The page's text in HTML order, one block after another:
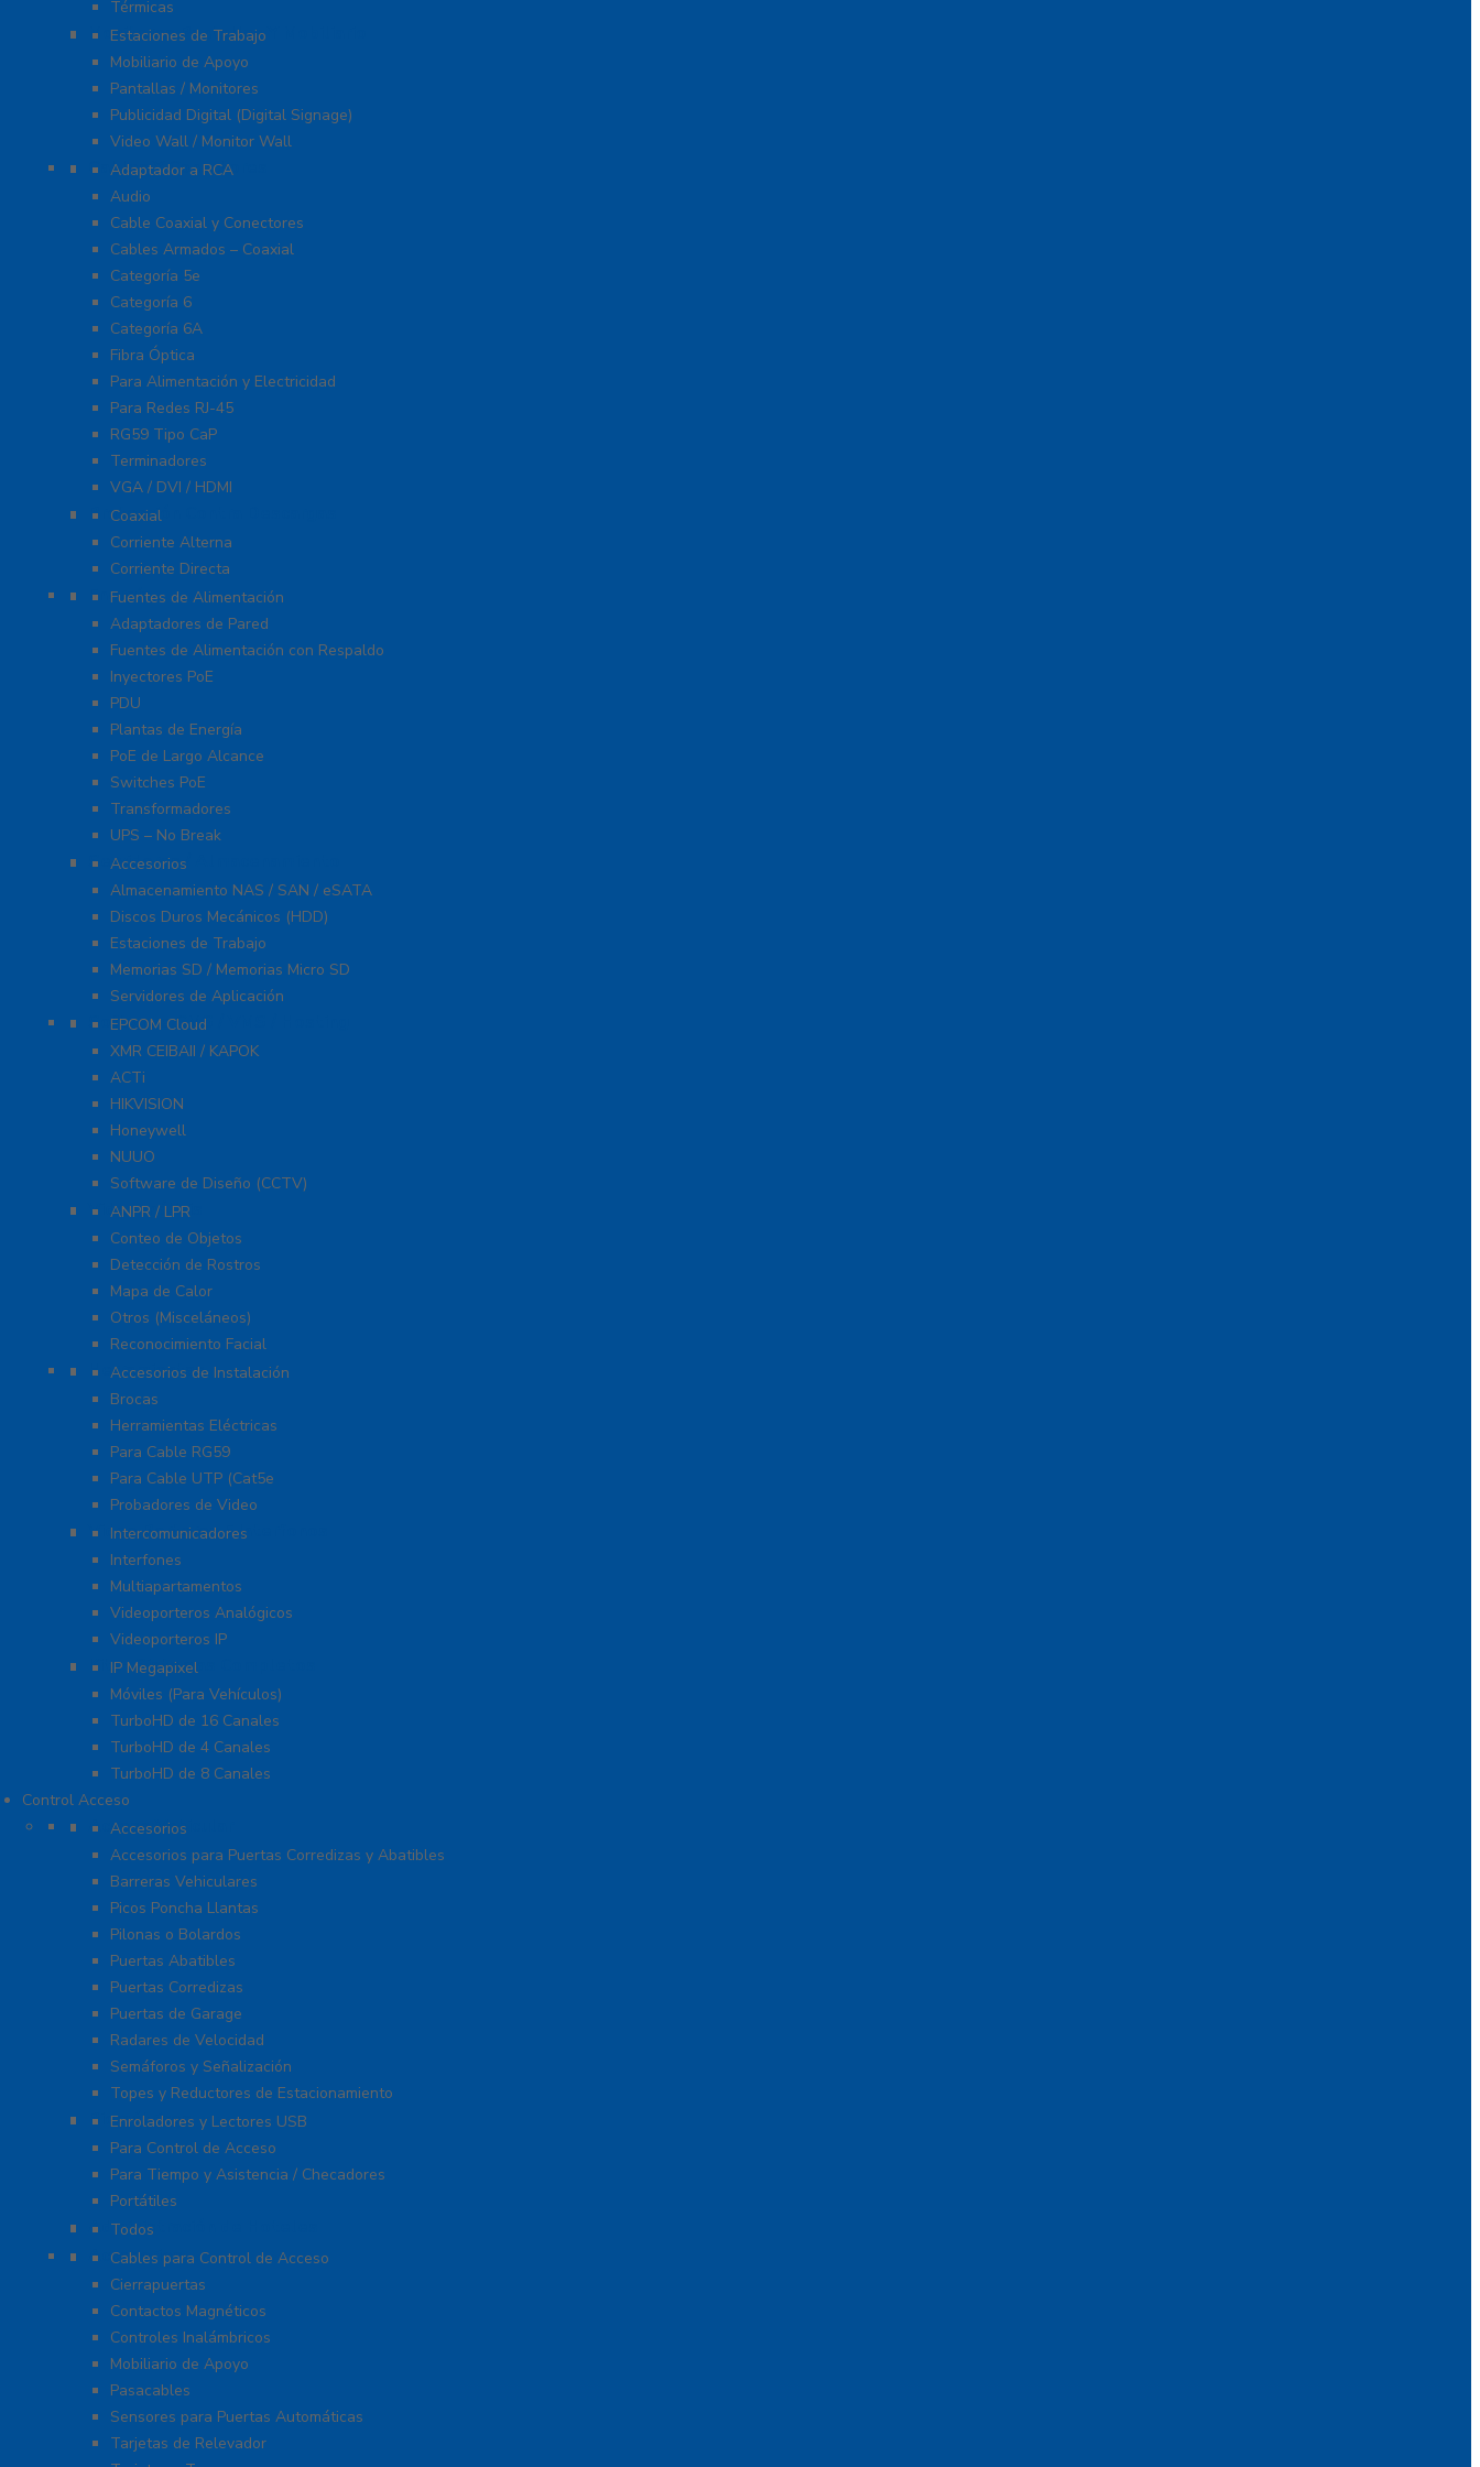
Térmicas
Monitores Pantallas Y Mobiliario
Estaciones de Trabajo
Mobiliario de Apoyo
Pantallas / Monitores
Publicidad Digital (Digital Signage)
Video Wall / Monitor Wall
Cables Y Conectores
Adaptador a RCA
Audio
Cable Coaxial y Conectores
Cables Armados – Coaxial
Categoría 5e
Categoría 6
Categoría 6A
Fibra Óptica
Para Alimentación y Electricidad
Para Redes RJ-45
RG59 Tipo CaP
Terminadores
VGA / DVI / HDMI
Protección Contra Descargas
Coaxial
Corriente Alterna
Corriente Directa
Energía
Fuentes de Alimentación
Adaptadores de Pared
Fuentes de Alimentación con Respaldo
Inyectores PoE
PDU
Plantas de Energía
PoE de Largo Alcance
Switches PoE
Transformadores
UPS – No Break
Servidores / Almacenamiento
Accesorios
Almacenamiento NAS / SAN / eSATA
Discos Duros Mecánicos (HDD)
Estaciones de Trabajo
Memorias SD / Memorias Micro SD
Servidores de Aplicación
Software CMS / VMS / Hosting
EPCOM Cloud
XMR CEIBAII / KAPOK
ACTi
HIKVISION
Honeywell
NUUO
Software de Diseño (CCTV)
Videoanálisis
ANPR / LPR
Conteo de Objetos
Detección de Rostros
Mapa de Calor
Otros (Misceláneos)
Reconocimiento Facial
Herramientas
Accesorios de Instalación
Brocas
Herramientas Eléctricas
Para Cable RG59
Para Cable UTP (Cat5e
Probadores de Video
Video Porteros E Interfonos
Intercomunicadores
Interfones
Multiapartamentos
Videoporteros Analógicos
Videoporteros IP
Kits- Sistemas Completos
IP Megapixel
Móviles (Para Vehículos)
TurboHD de 16 Canales
TurboHD de 4 Canales
TurboHD de 8 Canales
Control Acceso
Acceso Vehicular
Accesorios
Accesorios para Puertas Corredizas y Abatibles
Barreras Vehiculares
Picos Poncha Llantas
Pilonas o Bolardos
Puertas Abatibles
Puertas Corredizas
Puertas de Garage
Radares de Velocidad
Semáforos y Señalización
Topes y Reductores de Estacionamiento
Biométricos
Enroladores y Lectores USB
Para Control de Acceso
Para Tiempo y Asistencia / Checadores
Portátiles
Administración de Hoteles
Todos
Accesorios
Cables para Control de Acceso
Cierrapuertas
Contactos Magnéticos
Controles Inalámbricos
Mobiliario de Apoyo
Pasacables
Sensores para Puertas Automáticas
Tarjetas de Relevador